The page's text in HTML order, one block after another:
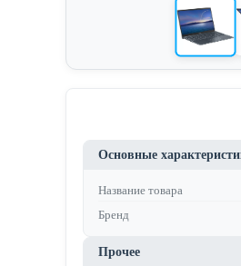
Основные
Название товара
Бренд
Прочее